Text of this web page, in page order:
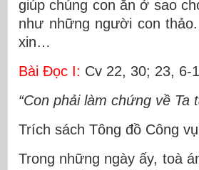
giúp chúng con ăn ở sao
như những người con
xin…
Bài Ðọc I: Cv 22, 30; 23, 6-
“Con phải làm chứng về Ta
Trích sách Tông đồ Công
Trong những ngày ấy, toà